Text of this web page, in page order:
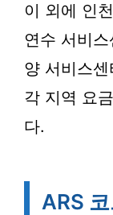
이 외에 인
연수 서비
양 서비스
각 지역 요
다.
ARS